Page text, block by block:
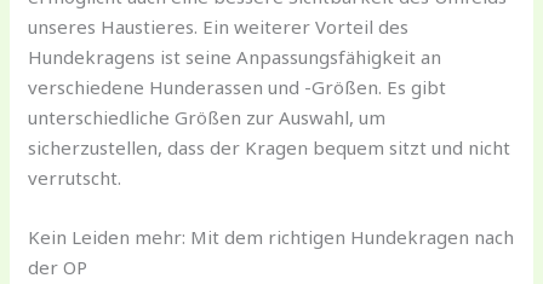
unseres Haustieres. Ein weiterer Vorteil des
Hundekragens ist seine Anpassungsfähigkeit an
verschiedene Hunderassen und -Größen. Es gibt
unterschiedliche Größen zur Auswahl, um
sicherzustellen, dass der Kragen bequem sitzt und nicht
verrutscht.
Kein Leiden mehr: Mit dem richtigen Hundekragen nach
der OP